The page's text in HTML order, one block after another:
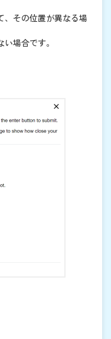
、その位置が異なる場
場合です。